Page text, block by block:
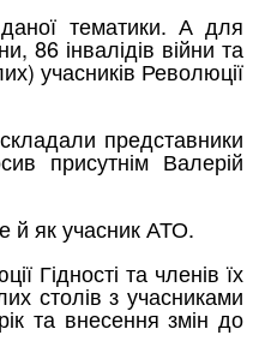
тематики. А для
86 інвалідів війни та
учасників Революції
представники
присутнім Валерій
й як учасник АТО.
Гідності та членів їх
столів з учасниками
та внесення змін до